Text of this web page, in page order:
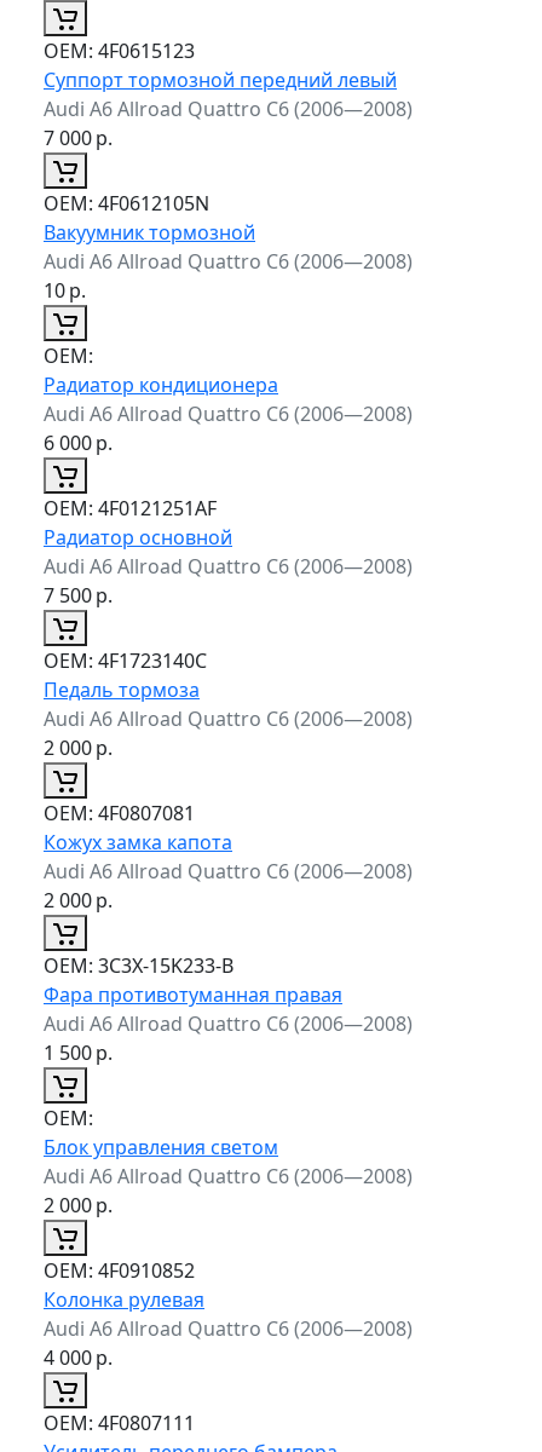
ОЕМ: 4F0615123
Суппорт тормозной передний левый
Audi A6 Allroad Quattro C6 (2006—2008)
7 000р.
ОЕМ: 4F0612105N
Вакуумник тормозной
Audi A6 Allroad Quattro C6 (2006—2008)
10р.
ОЕМ:
Радиатор кондиционера
Audi A6 Allroad Quattro C6 (2006—2008)
6 000р.
ОЕМ: 4F0121251AF
Радиатор основной
Audi A6 Allroad Quattro C6 (2006—2008)
7 500р.
ОЕМ: 4F1723140C
Педаль тормоза
Audi A6 Allroad Quattro C6 (2006—2008)
2 000р.
ОЕМ: 4F0807081
Кожух замка капота
Audi A6 Allroad Quattro C6 (2006—2008)
2 000р.
ОЕМ: 3C3X-15K233-B
Фара противотуманная правая
Audi A6 Allroad Quattro C6 (2006—2008)
1 500р.
ОЕМ:
Блок управления светом
Audi A6 Allroad Quattro C6 (2006—2008)
2 000р.
ОЕМ: 4F0910852
Колонка рулевая
Audi A6 Allroad Quattro C6 (2006—2008)
4 000р.
ОЕМ: 4F0807111